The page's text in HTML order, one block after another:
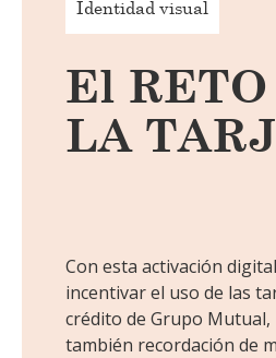
Identidad visual
El RETO
LA
Con esta activación
incentivar el uso de las
crédito de Grupo Mutual,
también recordación de